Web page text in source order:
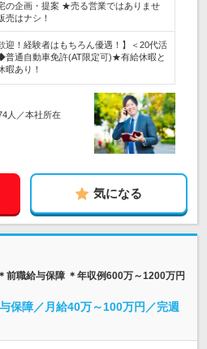
の企画・提案 ★売る営業ではありませ
はナシ！
迎！経験者はもちろん優遇！】＜20代活
通自動車免許(AT限定可)★有給休暇と
暇あり！
人／本社所在
気になる
前職給与保障 ＊年収例600万～1200万円
保障／月給40万～100万円／完週